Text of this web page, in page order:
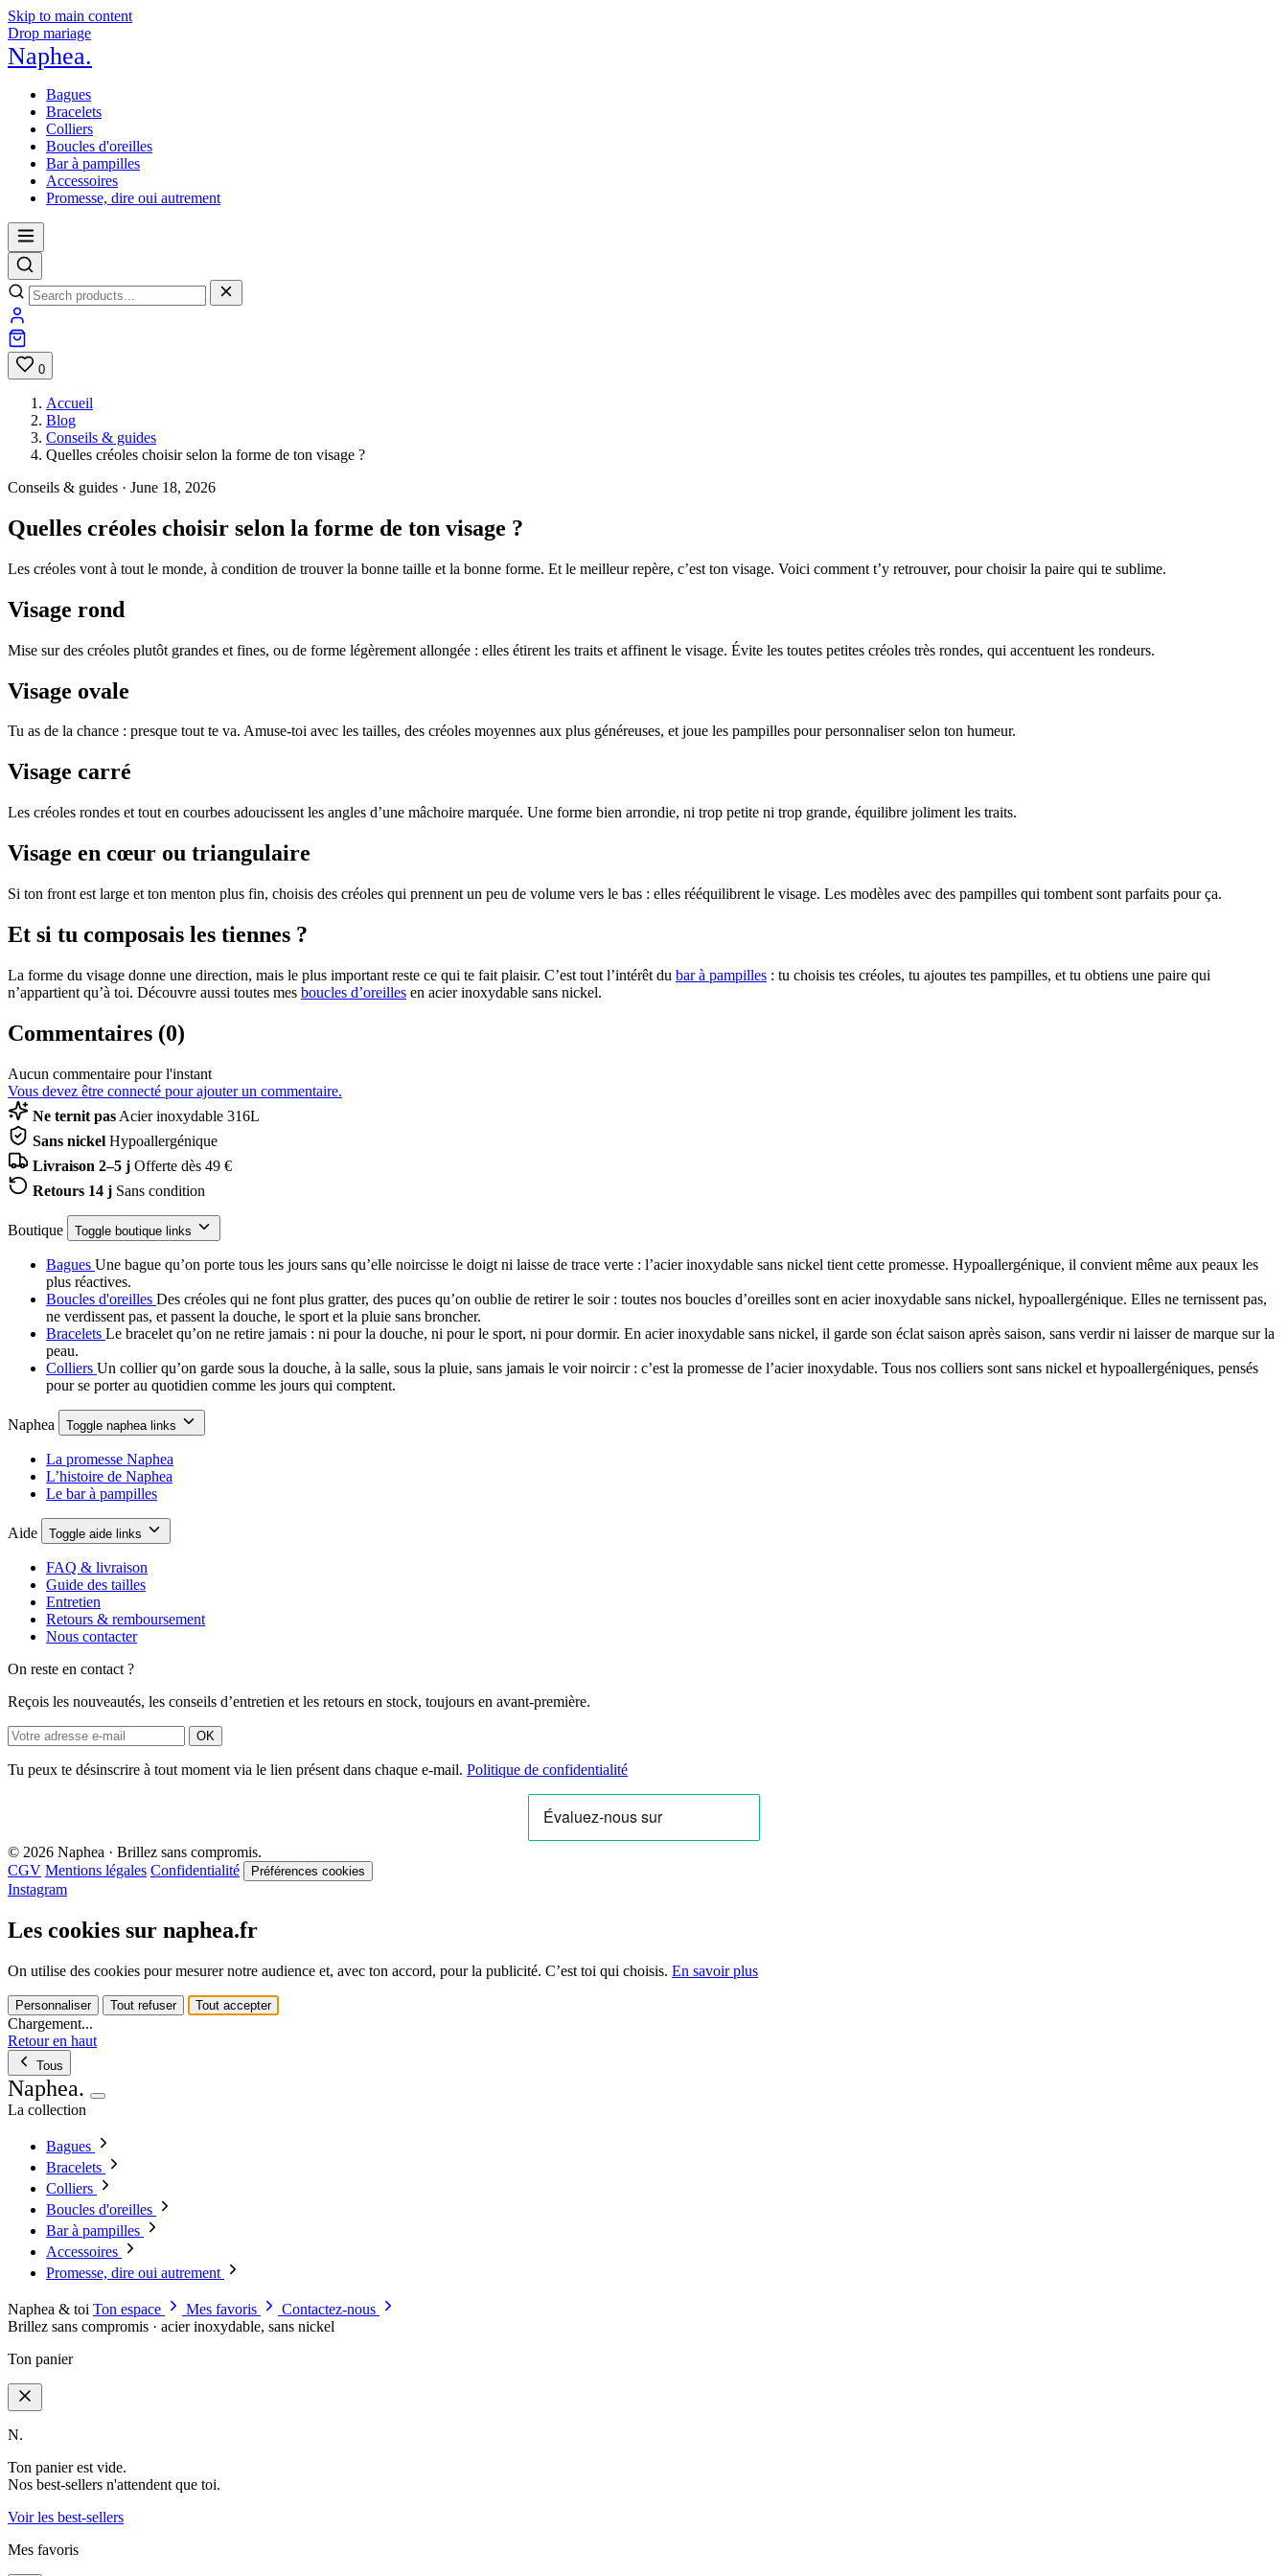
Skip to main content
Drop mariage
Naphea.
Bagues
Bracelets
Colliers
Boucles d'oreilles
Bar à pampilles
Accessoires
Promesse, dire oui autrement
0
Accueil
Blog
Conseils & guides
Quelles créoles choisir selon la forme de ton visage ?
Conseils & guides · June 18, 2026
Quelles créoles choisir selon la forme de ton visage ?
Les créoles vont à tout le monde, à condition de trouver la bonne taille et la bonne forme. Et le meilleur repère, c’est ton visage. Voici comment t’y retrouver, pour choisir la paire qui te sublime.
Visage rond
Mise sur des créoles plutôt grandes et fines, ou de forme légèrement allongée : elles étirent les traits et affinent le visage. Évite les toutes petites créoles très rondes, qui accentuent les rondeurs.
Visage ovale
Tu as de la chance : presque tout te va. Amuse-toi avec les tailles, des créoles moyennes aux plus généreuses, et joue les pampilles pour personnaliser selon ton humeur.
Visage carré
Les créoles rondes et tout en courbes adoucissent les angles d’une mâchoire marquée. Une forme bien arrondie, ni trop petite ni trop grande, équilibre joliment les traits.
Visage en cœur ou triangulaire
Si ton front est large et ton menton plus fin, choisis des créoles qui prennent un peu de volume vers le bas : elles rééquilibrent le visage. Les modèles avec des pampilles qui tombent sont parfaits pour ça.
Et si tu composais les tiennes ?
La forme du visage donne une direction, mais le plus important reste ce qui te fait plaisir. C’est tout l’intérêt du bar à pampilles : tu choisis tes créoles, tu ajoutes tes pampilles, et tu obtiens une paire qui
n’appartient qu’à toi. Découvre aussi toutes mes boucles d’oreilles en acier inoxydable sans nickel.
Commentaires (0)
Aucun commentaire pour l'instant
Vous devez être connecté pour ajouter un commentaire.
Ne ternit pas Acier inoxydable 316L
Sans nickel Hypoallergénique
Livraison 2–5 j Offerte dès 49 €
Retours 14 j Sans condition
Boutique Toggle boutique links
Bagues Une bague qu’on porte tous les jours sans qu’elle noircisse le doigt ni laisse de trace verte : l’acier inoxydable sans nickel tient cette promesse. Hypoallergénique, il convient même aux peaux les
plus réactives.
Boucles d'oreilles Des créoles qui ne font plus gratter, des puces qu’on oublie de retirer le soir : toutes nos boucles d’oreilles sont en acier inoxydable sans nickel, hypoallergénique. Elles ne ternissent pas,
ne verdissent pas, et passent la douche, le sport et la pluie sans broncher.
Bracelets Le bracelet qu’on ne retire jamais : ni pour la douche, ni pour le sport, ni pour dormir. En acier inoxydable sans nickel, il garde son éclat saison après saison, sans verdir ni laisser de marque sur la
peau.
Colliers Un collier qu’on garde sous la douche, à la salle, sous la pluie, sans jamais le voir noircir : c’est la promesse de l’acier inoxydable. Tous nos colliers sont sans nickel et hypoallergéniques, pensés
pour se porter au quotidien comme les jours qui comptent.
Naphea Toggle naphea links
La promesse Naphea
L’histoire de Naphea
Le bar à pampilles
Aide Toggle aide links
FAQ & livraison
Guide des tailles
Entretien
Retours & remboursement
Nous contacter
On reste en contact ?
Reçois les nouveautés, les conseils d’entretien et les retours en stock, toujours en avant-première.
OK
Tu peux te désinscrire à tout moment via le lien présent dans chaque e-mail. Politique de confidentialité
© 2026 Naphea · Brillez sans compromis.
CGV Mentions légales Confidentialité Préférences cookies
Instagram
Les cookies sur naphea.fr
On utilise des cookies pour mesurer notre audience et, avec ton accord, pour la publicité. C’est toi qui choisis. En savoir plus
Personnaliser Tout refuser Tout accepter
Chargement...
Retour en haut
Tous
Naphea.
La collection
Bagues
Bracelets
Colliers
Boucles d'oreilles
Bar à pampilles
Accessoires
Promesse, dire oui autrement
Naphea & toi Ton espace Mes favoris
Contactez-nous
Brillez sans compromis · acier inoxydable, sans nickel
Ton panier
N.
Ton panier est vide.
Nos best-sellers n'attendent que toi.
Voir les best-sellers
Mes favoris